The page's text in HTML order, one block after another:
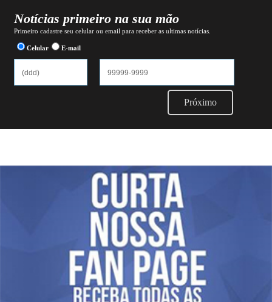
Notícias primeiro na sua mão
Primeiro cadastre seu celular ou email para receber as ultimas notícias.
Celular E-mail
Próximo